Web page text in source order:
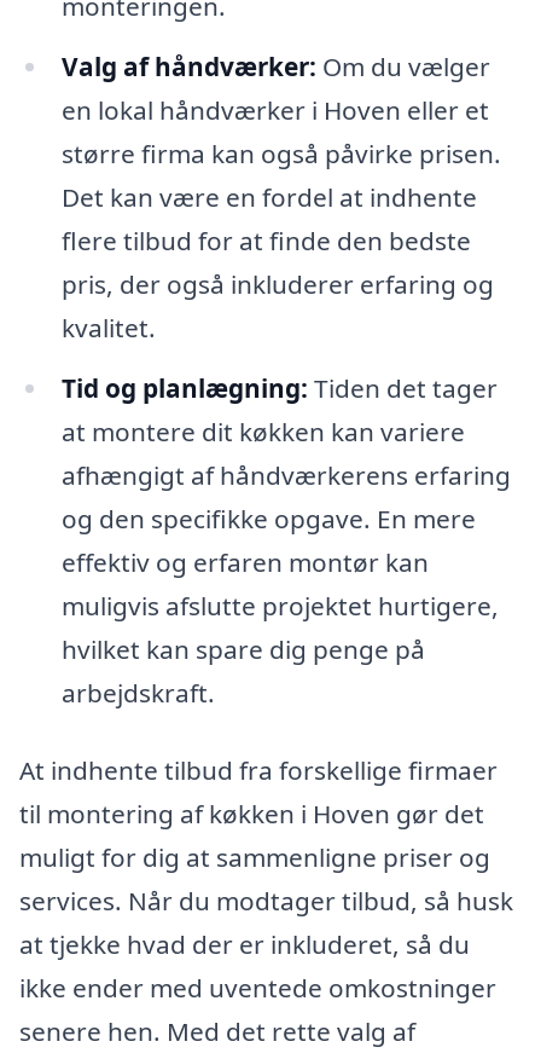
Valg af håndværker: Om du vælger
en lokal håndværker i Hoven eller et
større firma kan også påvirke prisen.
Det kan være en fordel at indhente
flere tilbud for at finde den bedste
pris, der også inkluderer erfaring og
kvalitet.
Tid og planlægning: Tiden det tager
at montere dit køkken kan variere
afhængigt af håndværkerens erfaring
og den specifikke opgave. En mere
effektiv og erfaren montør kan
muligvis afslutte projektet hurtigere,
hvilket kan spare dig penge på
arbejdskraft.
At indhente tilbud fra forskellige firmaer
til montering af køkken i Hoven gør det
muligt for dig at sammenligne priser og
services. Når du modtager tilbud, så husk
at tjekke hvad der er inkluderet, så du
ikke ender med uventede omkostninger
senere hen. Med det rette valg af